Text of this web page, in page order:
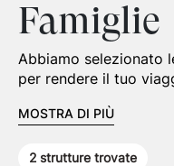
Famiglie
Abbiamo selezionato
per rendere il tuo
MOSTRA DI PIÙ
2 strutture trovate